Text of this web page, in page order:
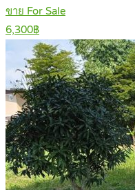
ขาย For Sale
6,300฿